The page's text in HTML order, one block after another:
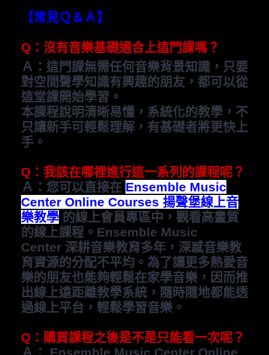
【常見Ｑ＆Ａ】
Q ：沒有音樂基礎適合上這門課嗎？
Ａ：這門課無需任何音樂背景知識，只要
對空間聲學知識有興趣的朋友，都可以從
這堂課開始學習。
本課程說明清晰易懂，系統化的教學，不
只讓新手可輕鬆理解，有基礎者將更快上
手。
Q ：我該在哪裡進行這一系列的課程呢？
Ａ：您可以直接在 Ensemble Music
Center Online Courses 揚聲堡線上音
樂教學 的線上會員專區中，觀看高畫質
的線上課程。 Ensemble Music
Center 深耕音樂教育多年，深感音樂教
育資源的分配不平均。為了讓更多熱愛音
樂的朋友也能夠輕鬆在家學音樂，因而推
出線上遠距離教學系統，隨時隨地都能透
過線上平台，輕鬆學習音樂。
Q ：購買課程之後是不是只能看一次呢？